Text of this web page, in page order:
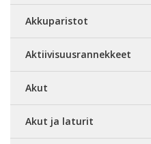
Akkuparistot
Aktiivisuusrannekkeet
Akut
Akut ja laturit